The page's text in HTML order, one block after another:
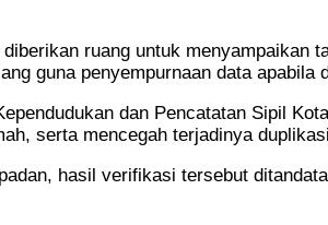
ruang untuk menyampaikan
guna penyempurnaan data apabila
dan Pencatatan Sipil
serta mencegah terjadinya
hasil verifikasi tersebut